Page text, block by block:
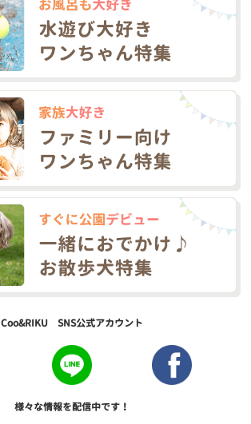
Coo&RIKU SNS公式アカウント
様々な情報を配信中です！